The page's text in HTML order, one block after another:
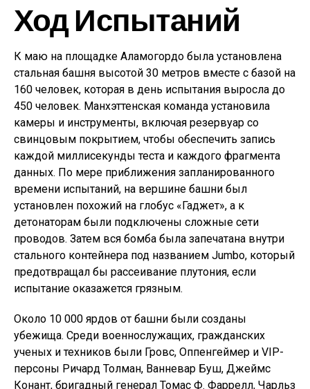
Ход Испытаний
К маю на площадке Аламогордо была установлена ​​
стальная башня высотой 30 метров вместе с базой на
160 человек, которая в день испытания выросла до
450 человек. Манхэттенская команда установила
камеры и инструменты, включая резервуар со
свинцовым покрытием, чтобы обеспечить запись
каждой миллисекунды теста и каждого фрагмента
данных. По мере приближения запланированного
времени испытаний, на вершине башни был
установлен похожий на глобус «Гаджет», а к
детонаторам были подключены сложные сети
проводов. Затем вся бомба была запечатана внутри
стального контейнера под названием Jumbo, который
предотвращал бы рассеивание плутония, если
испытание оказажется грязным.
Около 10 000 ярдов от башни были созданы
убежища. Среди военнослужащих, гражданских
ученых и техников были Гровс, Оппенгеймер и VIP-
персоны Ричард Толман, Ванневар Буш, Джеймс
Конант, бригадный генерал Томас Ф. Фаррелл, Чарльз